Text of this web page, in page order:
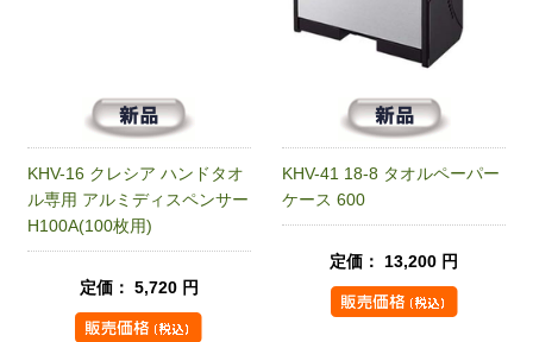
KHV-16 クレシア ハンドタオ
ル専用 アルミディスペンサー
H100A(100枚用)
定価： 5,720 円
KHV-41 18-8 タオルペーパー
ケース 600
定価： 13,200 円